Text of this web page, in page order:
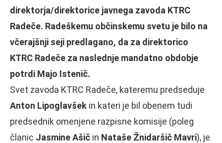
direktorja/direktorice javnega zavoda KTRC
Radeče. Radeškemu občinskemu svetu je bilo na
včerajšnji seji predlagano, da za direktorico
KTRC Radeče za naslednje mandatno obdobje
potrdi Majo Istenič.
Svet zavoda KTRC Radeče, kateremu predseduje
Anton Lipoglavšek in kateri je bil obenem tudi
predsednik omenjene razpisne komisije (poleg
članic Jasmine Ašič in Nataše Žnidaršič Mavri), je